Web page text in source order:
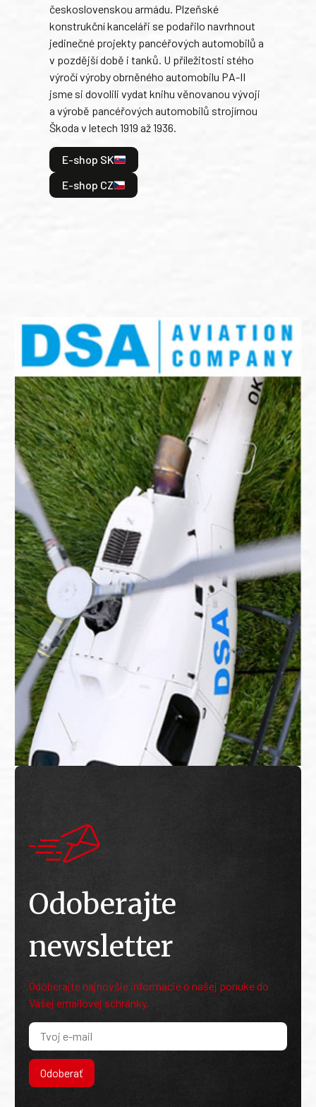
československou armádu. Plzeňské
konstrukční kanceláři se podařilo navrhnout
jedinečné projekty pancéřových automobilů a
v pozdější době i tanků. U příležitosti stého
výročí výroby obrněného automobilu PA-II
jsme si dovolili vydat knihu věnovanou vývoji
a výrobě pancéřových automobilů strojírnou
Škoda v letech 1919 až 1936.
E-shop SK
E-shop CZ
Odoberajte
newsletter
Odoberajte najnovšie informácie o našej ponuke do
Vašej emailovej schránky.
Odoberať